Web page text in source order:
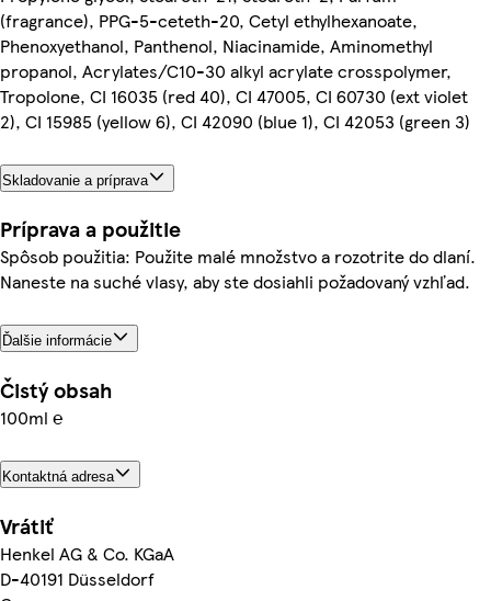
(fragrance), PPG-5-ceteth-20, Cetyl ethylhexanoate,
Phenoxyethanol, Panthenol, Niacinamide, Aminomethyl
propanol, Acrylates/C10-30 alkyl acrylate crosspolymer,
Tropolone, CI 16035 (red 40), CI 47005, CI 60730 (ext violet
2), CI 15985 (yellow 6), CI 42090 (blue 1), CI 42053 (green 3)
Skladovanie a príprava
Príprava a použitie
Spôsob použitia: Použite malé množstvo a rozotrite do dlaní.
Naneste na suché vlasy, aby ste dosiahli požadovaný vzhľad.
Ďalšie informácie
Čistý obsah
100ml ℮
Kontaktná adresa
Vrátiť
Henkel AG & Co. KGaA
D-40191 Düsseldorf